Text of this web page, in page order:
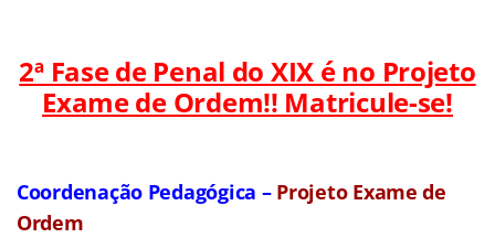
2ª Fase de Penal do XIX é no Projeto
Exame de Ordem!! Matricule-se!
Coordenação Pedagógica – Projeto Exame de
Ordem